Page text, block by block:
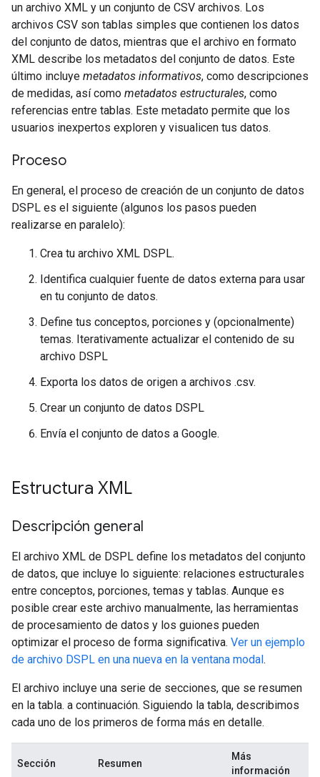
un archivo XML y un conjunto de CSV archivos. Los
archivos CSV son tablas simples que contienen los datos
del conjunto de datos, mientras que el archivo en formato
XML describe los metadatos del conjunto de datos. Este
último incluye metadatos informativos, como descripciones
de medidas, así como metadatos estructurales, como
referencias entre tablas. Este metadato permite que los
usuarios inexpertos exploren y visualicen tus datos.
Proceso
En general, el proceso de creación de un conjunto de datos
DSPL es el siguiente (algunos los pasos pueden
realizarse en paralelo):
Crea tu archivo XML DSPL.
Identifica cualquier fuente de datos externa para usar
en tu conjunto de datos.
Define tus conceptos, porciones y (opcionalmente)
temas. Iterativamente actualizar el contenido de su
archivo DSPL
Exporta los datos de origen a archivos .csv.
Crear un conjunto de datos DSPL
Envía el conjunto de datos a Google.
Estructura XML
Descripción general
El archivo XML de DSPL define los metadatos del conjunto
de datos, que incluye lo siguiente: relaciones estructurales
entre conceptos, porciones, temas y tablas. Aunque es
posible crear este archivo manualmente, las herramientas
de procesamiento de datos y los guiones pueden
optimizar el proceso de forma significativa. Ver un ejemplo
de archivo DSPL en una nueva en la ventana modal.
El archivo incluye una serie de secciones, que se resumen
en la tabla. a continuación. Siguiendo la tabla, describimos
cada uno de los primeros de forma más en detalle.
Sección Resumen
Más
información